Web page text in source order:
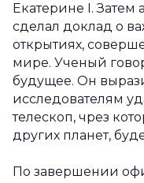
Екатерине I. Затем
сделал доклад о
открытиях,
мире. Ученый
будущее. Он
исследователям
телескоп, чрез
других планет,
По завершении